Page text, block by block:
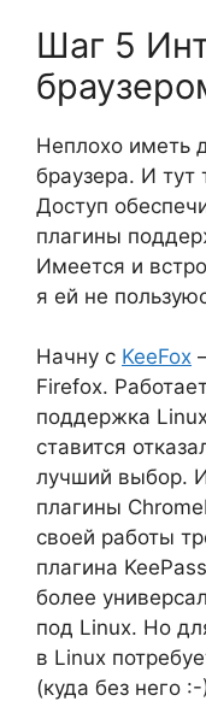
Шаг 5
Неплохо иметь
браузера. И
Доступ
плагины
Имеется и
я ей не
Начну с KeeFox
Firefox.
поддержка
ставится
лучший выбор.
плагины
своей работы
плагина
более
под Linux. Но
в Linux
(куда без него